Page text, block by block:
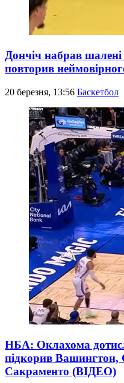
Дончіч набрав
повторив
20 березня, 13:56 Баскетбол
НБА: Оклахома
підкорив Вашингтон,
Сакраменто (ВІДЕО)